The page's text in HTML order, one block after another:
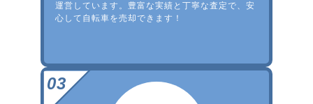
運営しています。豊富な実績と丁寧な査定で、安
心して自転車を売却できます！